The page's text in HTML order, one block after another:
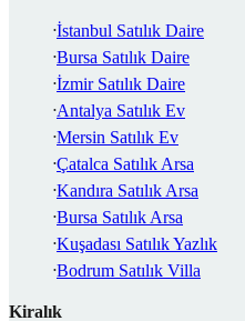
İstanbul Satılık Daire
Bursa Satılık Daire
İzmir Satılık Daire
Antalya Satılık Ev
Mersin Satılık Ev
Çatalca Satılık Arsa
Kandıra Satılık Arsa
Bursa Satılık Arsa
Kuşadası Satılık Yazlık
Bodrum Satılık Villa
Kiralık